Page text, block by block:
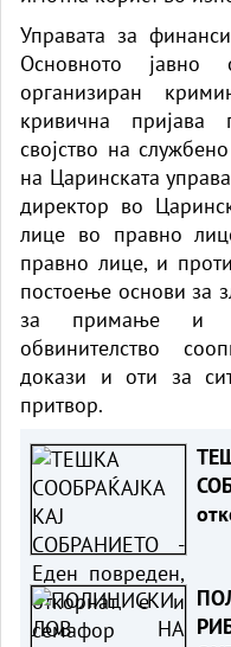
Управата за
Основното јавно
организиран
кривична
својство на
на Царинската
директор во
лице во правно
правно лице, и
постоење основи за
за примање и
обвинителство
докази и оти за
притвор.